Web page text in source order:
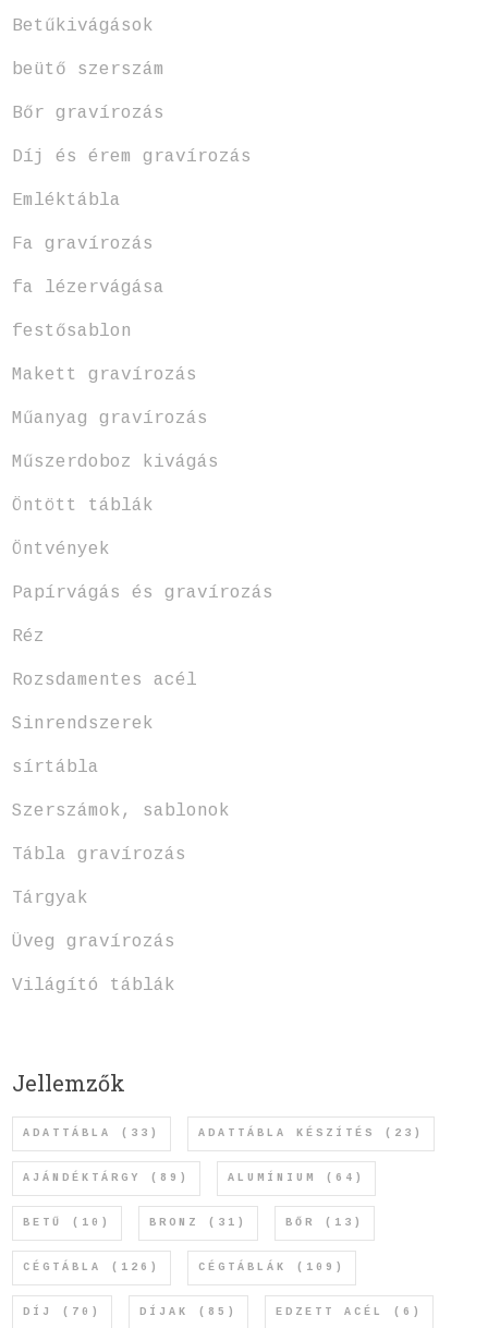
Betűkivágások
beütő szerszám
Bőr gravírozás
Díj és érem gravírozás
Emléktábla
Fa gravírozás
fa lézervágása
festősablon
Makett gravírozás
Műanyag gravírozás
Műszerdoboz kivágás
Öntött táblák
Öntvények
Papírvágás és gravírozás
Réz
Rozsdamentes acél
Sinrendszerek
sírtábla
Szerszámok, sablonok
Tábla gravírozás
Tárgyak
Üveg gravírozás
Világító táblák
Jellemzők
ADATTÁBLA (33) ADATTÁBLA KÉSZÍTÉS (23)
AJÁNDÉKTÁRGY (89) ALUMÍNIUM (64)
BETŰ (10) BRONZ (31) BŐR (13)
CÉGTÁBLA (126) CÉGTÁBLÁK (109)
DÍJ (70) DÍJAK (85) EDZETT ACÉL (6)